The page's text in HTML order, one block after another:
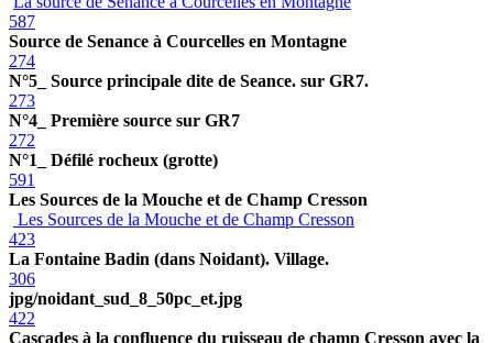
587
Source de Senance à Courcelles en Montagne
274
N°5_ Source principale dite de Seance. sur GR7.
273
N°4_ Première source sur GR7
272
N°1_ Défilé rocheux (grotte)
591
Les Sources de la Mouche et de Champ Cresson
Les Sources de la Mouche et de Champ Cresson
423
La Fontaine Badin (dans Noidant). Village.
306
jpg/noidant_sud_8_50pc_et.jpg
422
Cascades à la confluence du ruisseau de champ Cresson avec la